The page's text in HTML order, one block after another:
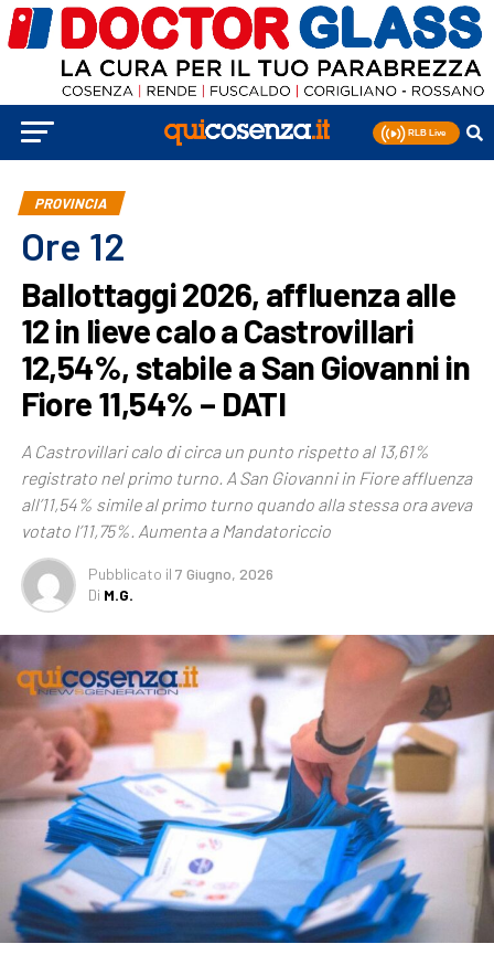
PROVINCIA
Ore 12
Ballottaggi 2026, affluenza alle
12 in lieve calo a Castrovillari
12,54%, stabile a San Giovanni in
Fiore 11,54% – DATI
A Castrovillari calo di circa un punto rispetto al 13,61%
registrato nel primo turno. A San Giovanni in Fiore affluenza
all’11,54% simile al primo turno quando alla stessa ora aveva
votato l’11,75%. Aumenta a Mandatoriccio
Pubblicato il 7 Giugno, 2026
Di M.G.